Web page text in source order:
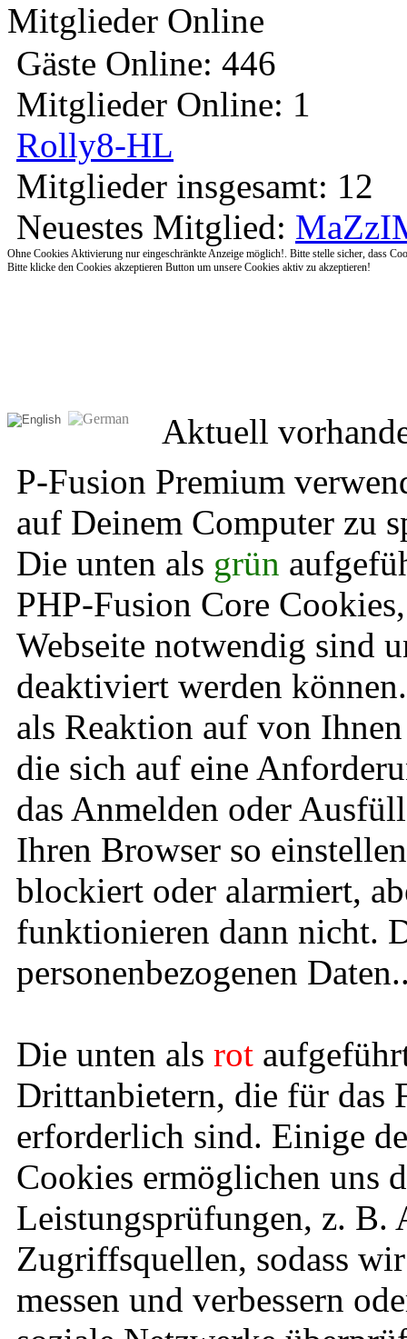
Mitglieder Online
Gäste Online: 446
Mitglieder Online: 1
Rolly8-HL
Mitglieder insgesamt: 12
Neuestes Mitglied:
Ohne Cookies Aktivierung nur eingeschränkte Anzeige möglich!. Bitte stelle sicher, dass
Bitte klicke den Cookies akzeptieren Button um unsere Cookies aktiv zu akzeptieren!
Aktuell
P-Fusion Premium
auf Deinem Computer zu
Die unten als grün
PHP-Fusion Core
Webseite notwendig sind
deaktiviert werden
als Reaktion auf von
die sich auf eine
das Anmelden oder
Ihren Browser so
blockiert oder alarmiert,
funktionieren dann nicht.
personenbezogenen
Die unten als rot
Drittanbietern, die für das
erforderlich sind. Einige
Cookies ermöglichen uns
Leistungsprüfungen, z. B.
Zugriffsquellen, sodass
messen und verbessern